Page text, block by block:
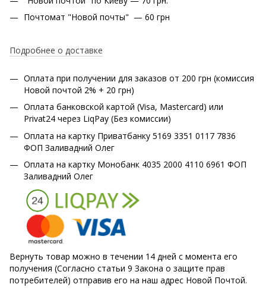
Почтомат "Новой почты" — 60 грн
Подробнее о доставке
Оплата при получении для заказов от 200 грн (комиссия
Новой почтой 2% + 20 грн)
Оплата банковской картой (Visa, Mastercard) или
Privat24 через LiqPay (Без комиссии)
Оплата на картку Приватбанку 5169 3351 0117 7836
ФОП Заливадний Олег
Оплата на картку Монобанк 4035 2000 4110 6961 ФОП
Заливадний Олег
Вернуть товар можно в течении 14 дней с момента его
получения (Согласно статьи 9 Закона о защите прав
потребителей) отправив его на наш адрес Новой Почтой.